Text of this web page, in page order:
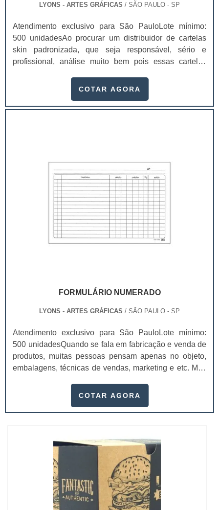
LYONS - ARTES GRÁFICAS / SÃO PAULO - SP
Atendimento exclusivo para São PauloLote mínimo:
500 unidadesAo procurar um distribuidor de cartelas
skin padronizada, que seja responsável, sério e
profissional, análise muito bem pois essas cartelas
produto.A busca por empresas sérias para adquirir esse
podem assegurar aos clientes características pontuais
COTAR AGORA
FORMULÁRIO NUMERADO
LYONS - ARTES GRÁFICAS / SÃO PAULO - SP
Atendimento exclusivo para São PauloLote mínimo:
500 unidadesQuando se fala em fabricação e venda de
produtos, muitas pessoas pensam apenas no objeto,
embalagens, técnicas de vendas, marketing e etc. Mas
e logística adequada, esses esforços podem não valer
um papel de destaque muito abrangente, pois este item,
COTAR AGORA